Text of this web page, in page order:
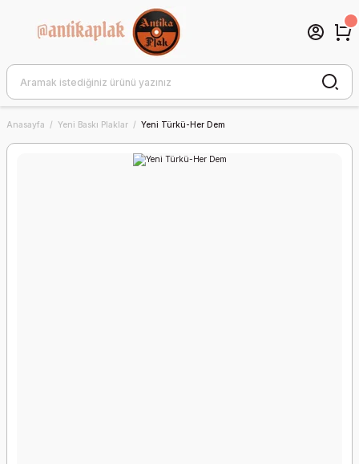
Anasayfa Yeni Baskı Plaklar Yeni Türkü-Her Dem